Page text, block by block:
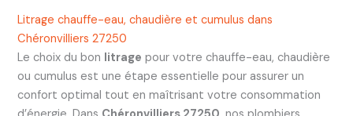
Litrage chauffe-eau, chaudière et cumulus dans
Chéronvilliers 27250
Le choix du bon litrage pour votre chauffe-eau, chaudière
ou cumulus est une étape essentielle pour assurer un
confort optimal tout en maîtrisant votre consommation